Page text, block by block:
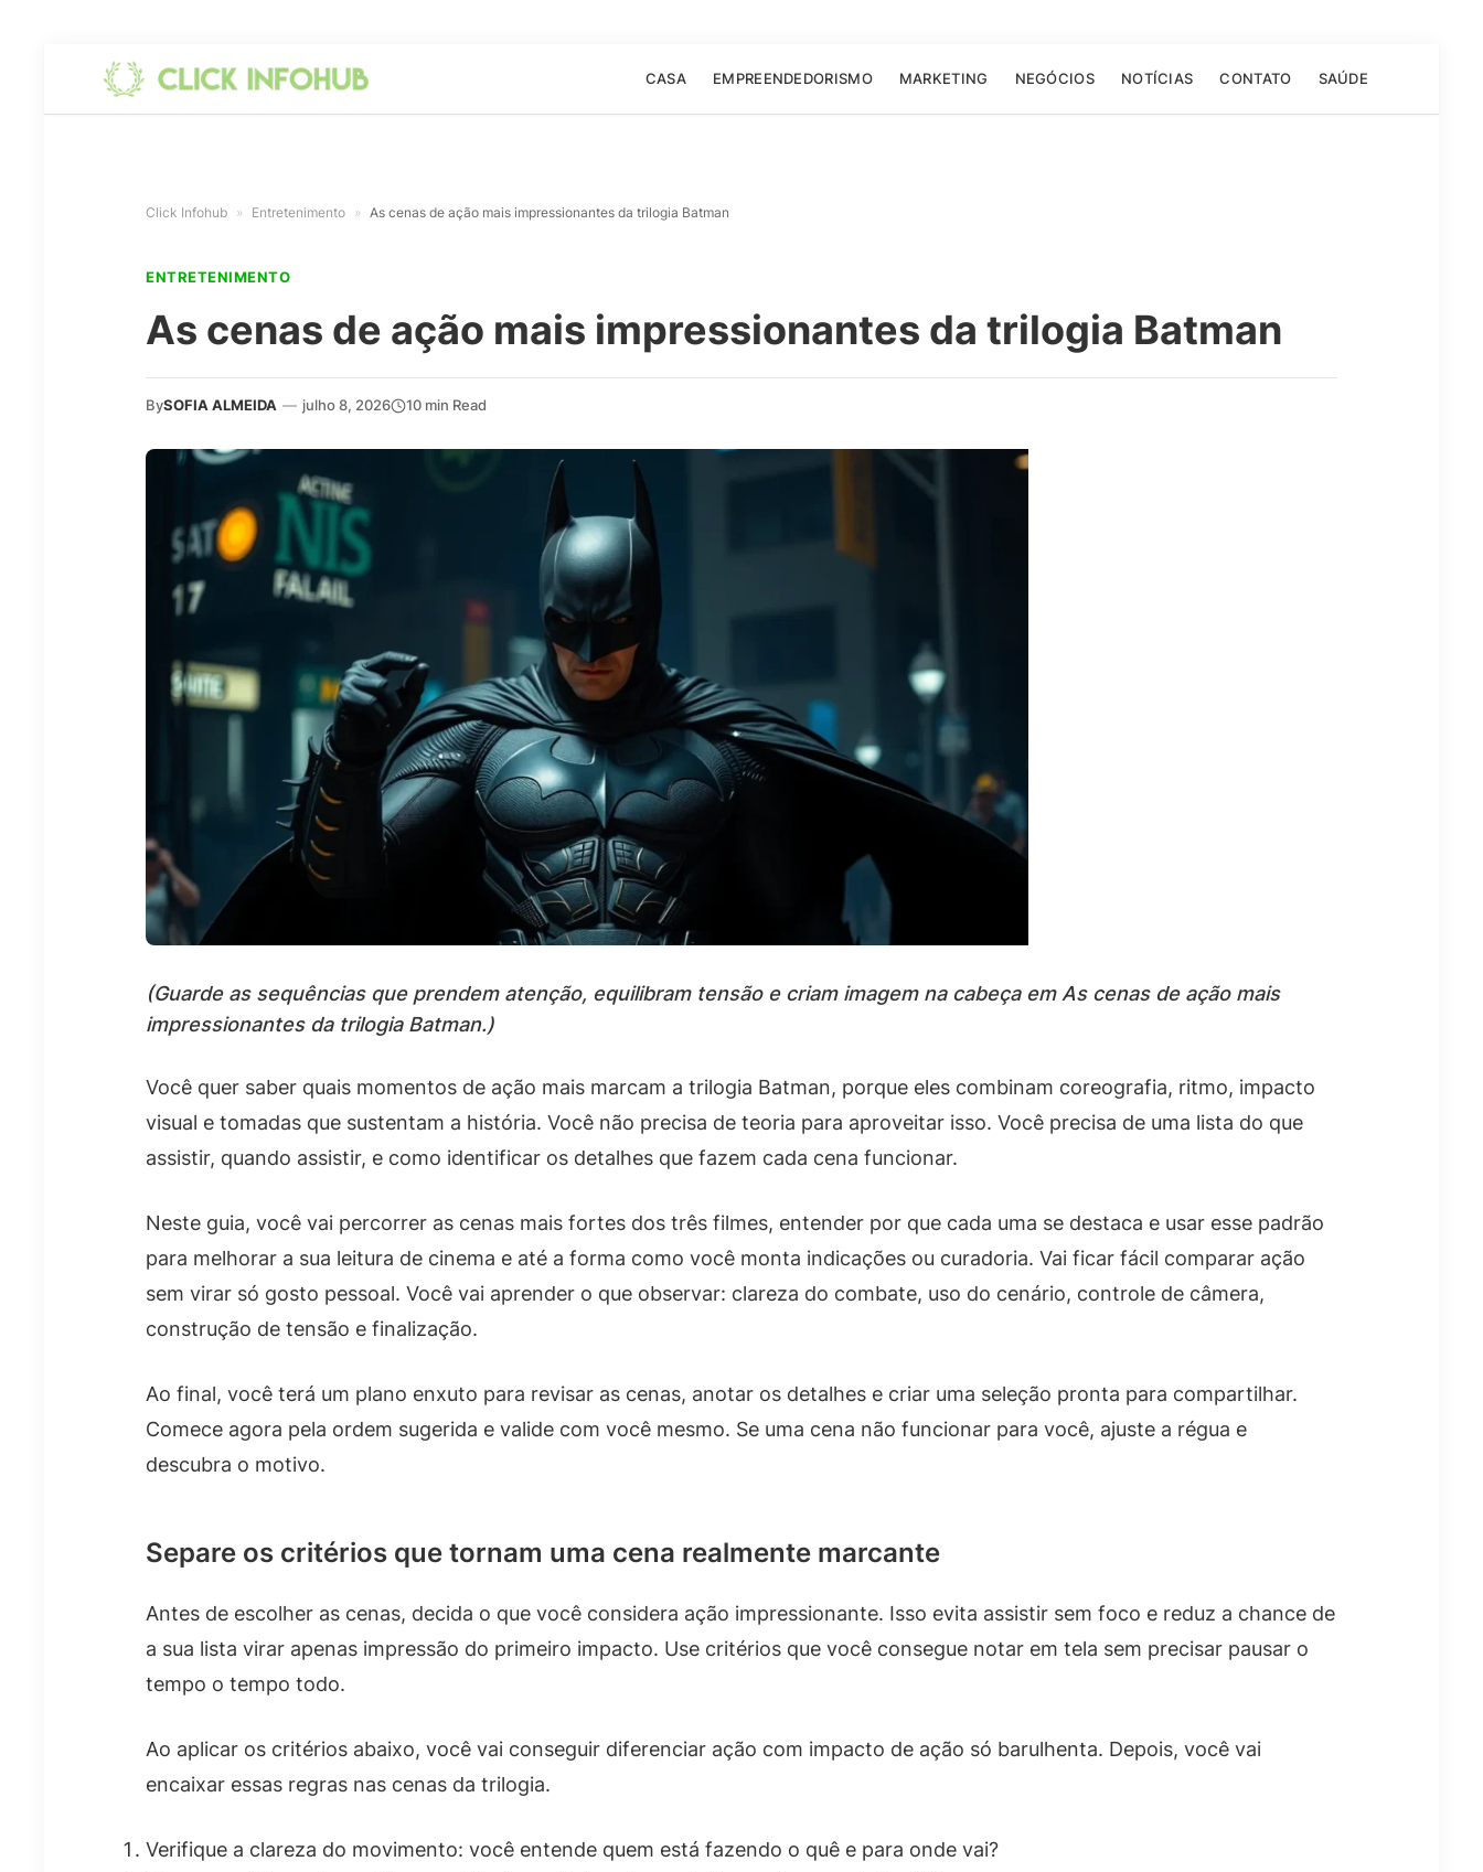
CASA EMPREENDEDORISMO MARKETING NEGÓCIOS NOTÍCIAS CONTATO SAÚDE
Click Infohub » Entretenimento » As cenas de ação mais impressionantes da trilogia Batman
ENTRETENIMENTO
As cenas de ação mais impressionantes da trilogia Batman
BySOFIA ALMEIDA — julho 8, 2026 10 min Read
(Guarde as sequências que prendem atenção, equilibram tensão e criam imagem na cabeça em As cenas de ação mais
impressionantes da trilogia Batman.)
Você quer saber quais momentos de ação mais marcam a trilogia Batman, porque eles combinam coreografia, ritmo, impacto
visual e tomadas que sustentam a história. Você não precisa de teoria para aproveitar isso. Você precisa de uma lista do que
assistir, quando assistir, e como identificar os detalhes que fazem cada cena funcionar.
Neste guia, você vai percorrer as cenas mais fortes dos três filmes, entender por que cada uma se destaca e usar esse padrão
para melhorar a sua leitura de cinema e até a forma como você monta indicações ou curadoria. Vai ficar fácil comparar ação
sem virar só gosto pessoal. Você vai aprender o que observar: clareza do combate, uso do cenário, controle de câmera,
construção de tensão e finalização.
Ao final, você terá um plano enxuto para revisar as cenas, anotar os detalhes e criar uma seleção pronta para compartilhar.
Comece agora pela ordem sugerida e valide com você mesmo. Se uma cena não funcionar para você, ajuste a régua e
descubra o motivo.
Separe os critérios que tornam uma cena realmente marcante
Antes de escolher as cenas, decida o que você considera ação impressionante. Isso evita assistir sem foco e reduz a chance de
a sua lista virar apenas impressão do primeiro impacto. Use critérios que você consegue notar em tela sem precisar pausar o
tempo o tempo todo.
Ao aplicar os critérios abaixo, você vai conseguir diferenciar ação com impacto de ação só barulhenta. Depois, você vai
encaixar essas regras nas cenas da trilogia.
Verifique a clareza do movimento: você entende quem está fazendo o quê e para onde vai?